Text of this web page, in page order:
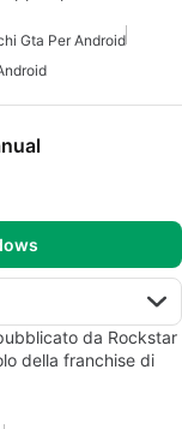
Gta Per Android
da Rockstar
della franchise di